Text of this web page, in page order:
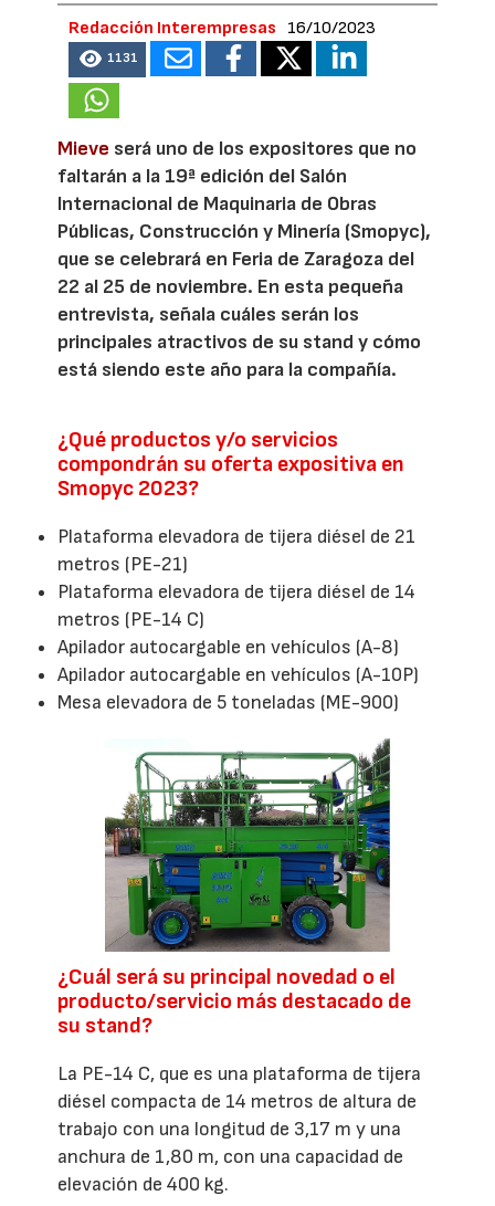
Redacción Interempresas 16/10/2023
1131
Mieve será uno de los expositores que no
faltarán a la 19ª edición del Salón
Internacional de Maquinaria de Obras
Públicas, Construcción y Minería (Smopyc),
que se celebrará en Feria de Zaragoza del
22 al 25 de noviembre. En esta pequeña
entrevista, señala cuáles serán los
principales atractivos de su stand y cómo
está siendo este año para la compañía.
¿Qué productos y/o servicios
compondrán su oferta expositiva en
Smopyc 2023?
Plataforma elevadora de tijera diésel de 21
metros (PE-21)
Plataforma elevadora de tijera diésel de 14
metros (PE-14 C)
Apilador autocargable en vehículos (A-8)
Apilador autocargable en vehículos (A-10P)
Mesa elevadora de 5 toneladas (ME-900)
¿Cuál será su principal novedad o el
producto/servicio más destacado de
su stand?
La PE-14 C, que es una plataforma de tijera
diésel compacta de 14 metros de altura de
trabajo con una longitud de 3,17 m y una
anchura de 1,80 m, con una capacidad de
elevación de 400 kg.